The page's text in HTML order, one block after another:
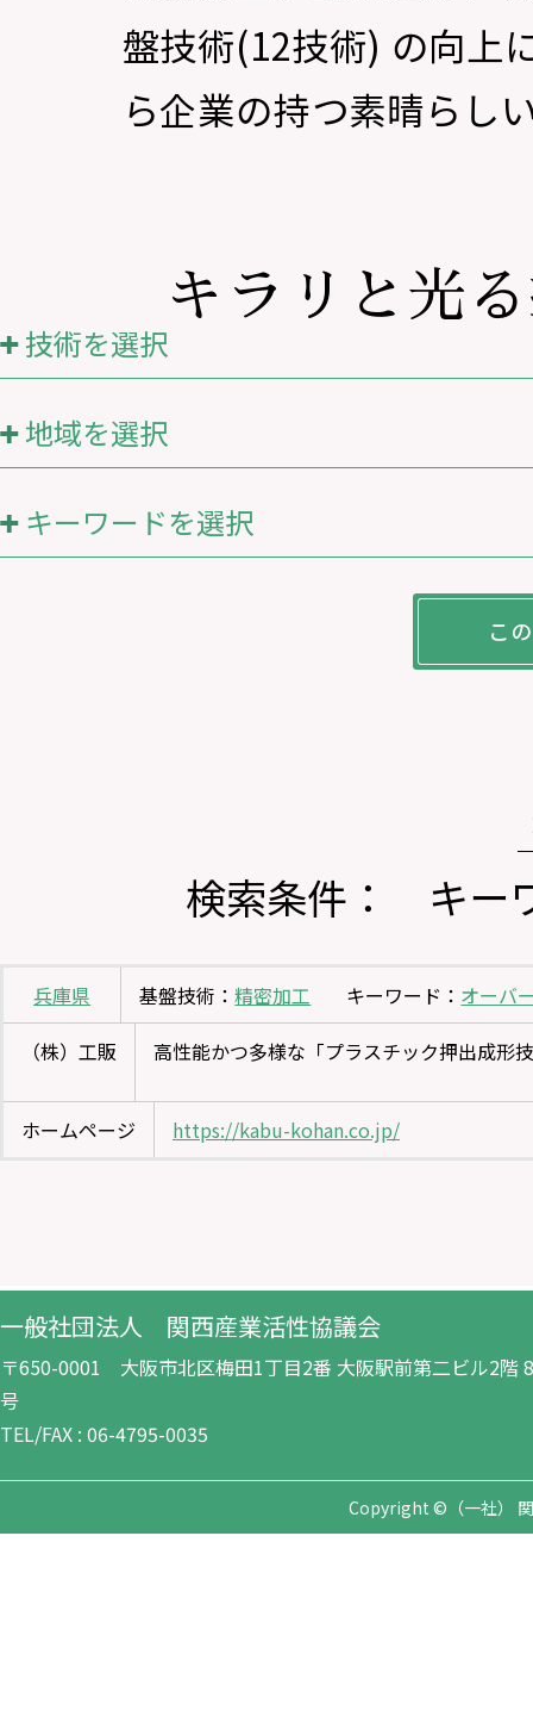
盤技術(12技術) の向上
ら企業の持つ素晴らし
キラリと光
技術を選択
地域を選択
キーワードを選択
検索条件： キー
兵庫県 基盤技術：精密加工 キーワード： オーバ
（株）工販
高性能かつ多様な「プラスチック押出成形
ホームページ https://kabu-kohan.co.jp/
一般社団法人 関西産業活性協議会
〒650-0001 大阪市北区梅田1丁目2番 大阪駅前第二ビル2階
号
TEL/FAX : 06-4795-0035
Copyright ©（一社）